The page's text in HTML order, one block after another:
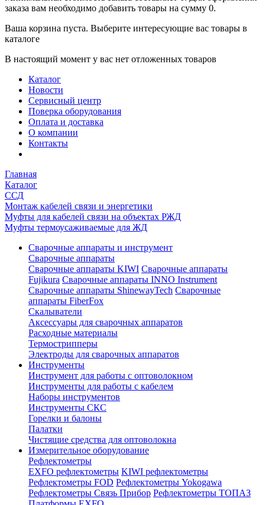
заказа вам необходимо добавить товары на сумму 0.
Ваша корзина пуста. Выберите интересующие вас товары в
каталоге
В настоящий момент у вас нет отложенных товаров
Каталог
Новости
Сервисный центр
Поверка оборудования
Оплата и доставка
О компании
Контакты
Главная
Каталог
ССД
Монтаж кабелей связи и энергетики
Муфты для кабелей связи на объектах РЖД
Муфты термоусаживаемые для ЖД
Сварочные аппараты и инструмент
Сварочные аппараты
Сварочные аппараты KIWI Сварочные аппараты
Fujikura Сварочные аппараты INNO Instrument
Сварочные аппараты ShinewayTech Cварочные
аппараты FiberFox
Скалыватели
Аксессуары для сварочных аппаратов
Расходные материалы
Термострипперы
Электроды для сварочных аппаратов
Инструменты
Инструмент для работы с оптоволокном
Инструменты для работы с кабелем
Наборы инструментов
Инструменты СКС
Горелки и балоны
Палатки
Чистящие средства для оптоволокна
Измерительное оборудование
Рефлектометры
EXFO рефлектометры KIWI рефлектометры
Рефлектометры FOD Рефлектометры Yokogawa
Рефлектометры Связь Прибор Рефлектометры ТОПАЗ